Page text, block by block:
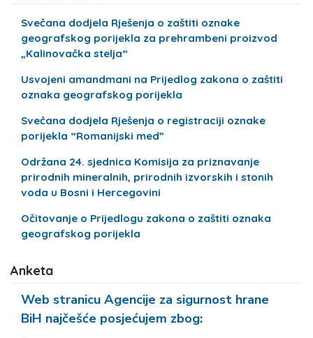
Svečana dodjela Rješenja o zaštiti oznake
geografskog porijekla za prehrambeni proizvod
„Kalinovačka stelja“
Usvojeni amandmani na Prijedlog zakona o zaštiti
oznaka geografskog porijekla
Svečana dodjela Rješenja o registraciji oznake
porijekla “Romanijski med”
Održana 24. sjednica Komisija za priznavanje
prirodnih mineralnih, prirodnih izvorskih i stonih
voda u Bosni i Hercegovini
Očitovanje o Prijedlogu zakona o zaštiti oznaka
geografskog porijekla
Anketa
Web stranicu Agencije za sigurnost hrane
BiH najčešće posjećujem zbog: